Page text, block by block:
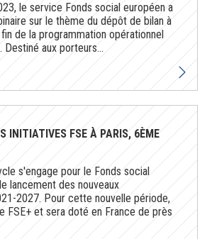
le service Fonds social européen a
sur le thème du dépôt de bilan à
de la programmation opérationnel
Destiné aux porteurs...
INITIATIVES FSE À PARIS, 6ÈME
s'engage pour le Fonds social
lancement des nouveaux
2027. Pour cette nouvelle période,
FSE+ et sera doté en France de près